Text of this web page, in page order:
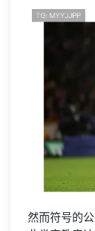
然而符号的